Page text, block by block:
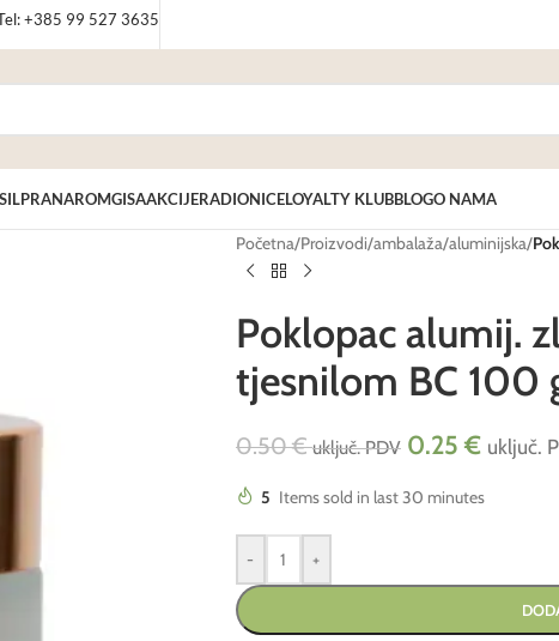
+385 99 527 3635
PRANAROMGISAAKCIJERADIONICELOYALTY KLUBBLOGO NAMA
Početna/Proizvodi/ambalaža/aluminijska/
Poklopac alumij.
tjesnilom BC 100
0.50€ uključ. PDV 0.25€ uključ.
5 Items sold in last 30 minutes
- +